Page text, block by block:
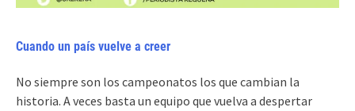
Cuando un país vuelve a creer
No siempre son los campeonatos los que cambian la
historia. A veces basta un equipo que vuelva a despertar